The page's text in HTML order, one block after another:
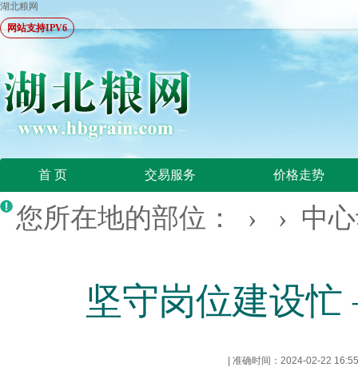
湖北粮网
网站支持IPV6
首 页 交易服务 价格走势
您所在地的部位： › › 中
坚守岗位建设
准确时间：2024-02-22 16:55